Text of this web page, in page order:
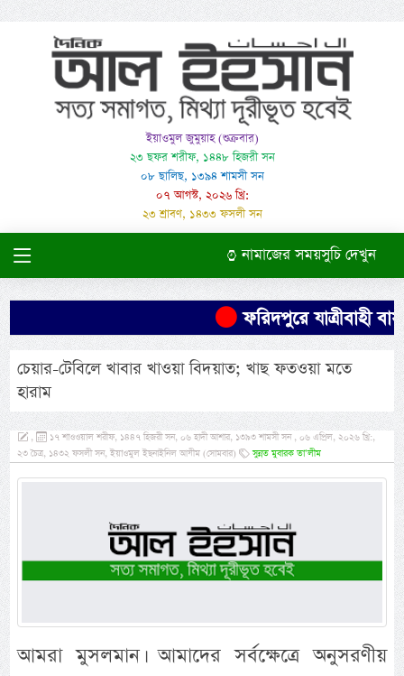
ইয়াওমুল জুমুয়াহ (শুক্রবার)
২৩ ছফর শরীফ, ১৪৪৮ হিজরী সন
০৮ ছালিছ, ১৩৯৪ শামসী সন
০৭ আগস্ট, ২০২৬ খ্রি:
২৩ শ্রাবণ, ১৪৩৩ ফসলী সন
নামাজের সময়সুচি দেখুন
ফরিদপুরে যাত্রীবাহী বাস
চেয়ার-টেবিলে খাবার খাওয়া বিদয়াত; খাছ ফতওয়া মতে
হারাম
,
১৭ শাওওয়াল শরীফ, ১৪৪৭ হিজরী সন, ০৬ হাদী আশার, ১৩৯৩ শামসী সন , ০৬ এপ্রিল, ২০২৬ খ্রি:,
২৩ চৈত্র, ১৪৩২ ফসলী সন, ইয়াওমুল ইছনাইনিল আযীম (সোমবার)
সুন্নত মুবারক তা’লীম
আমরা মুসলমান। আমাদের সর্বক্ষেত্রে অনুসরণীয়